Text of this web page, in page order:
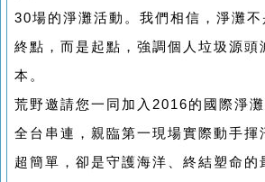
30場的淨灘活動。我們相信，淨灘
終點，而是起點，強調個人垃圾源頭
本。
荒野邀請您一同加入2016的國際淨灘
全台串連，親臨第一現場實際動手揮
超簡單，卻是守護海洋、終結塑命的